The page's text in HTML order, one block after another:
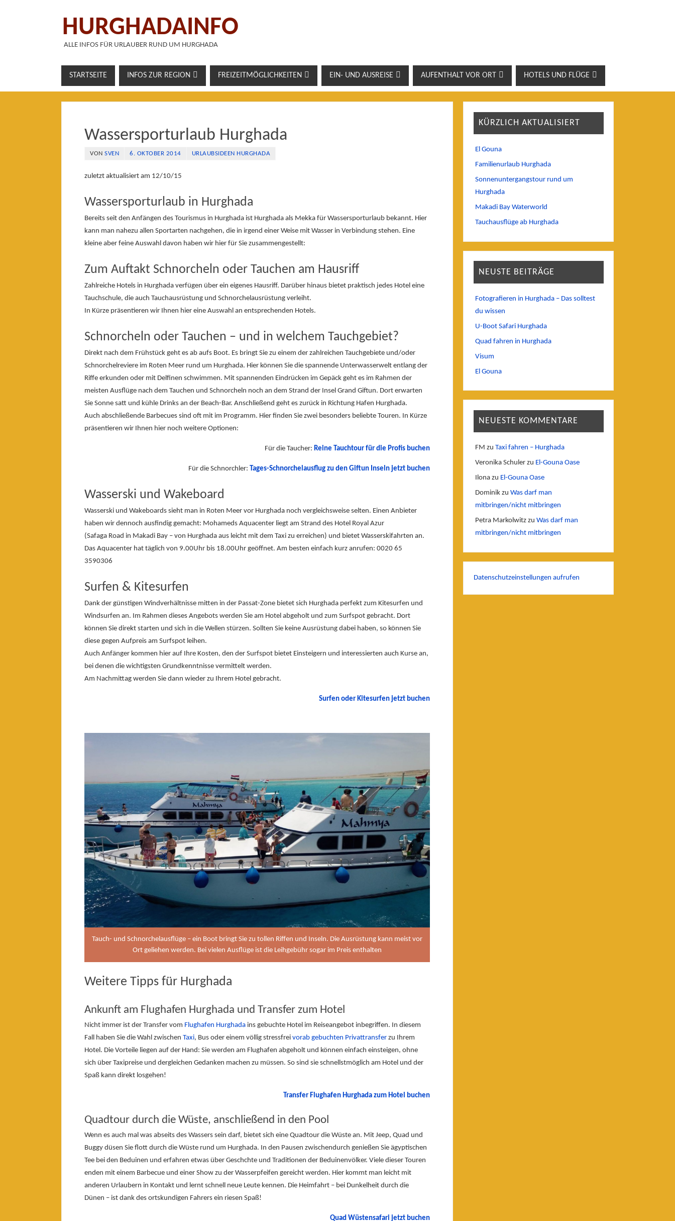
HURGHADAINFO
ALLE INFOS FÜR URLAUBER RUND UM HURGHADA
STARTSEITE INFOS ZUR REGION FREIZEITMÖGLICHKEITEN EIN- UND AUSREISE AUFENTHALT VOR ORT HOTELS UND FLÜGE
Wassersporturlaub Hurghada
VON SVEN 6. OKTOBER 2014 URLAUBSIDEEN HURGHADA
zuletzt aktualisiert am 12/10/15
Wassersporturlaub in Hurghada
Bereits seit den Anfängen des Tourismus in Hurghada ist Hurghada als Mekka für Wassersporturlaub bekannt. Hier
kann man nahezu allen Sportarten nachgehen, die in irgend einer Weise mit Wasser in Verbindung stehen. Eine
kleine aber feine Auswahl davon haben wir hier für Sie zusammengestellt:
Zum Auftakt Schnorcheln oder Tauchen am Hausriff
Zahlreiche Hotels in Hurghada verfügen über ein eigenes Hausriff. Darüber hinaus bietet praktisch jedes Hotel eine
Tauchschule, die auch Tauchausrüstung und Schnorchelausrüstung verleiht.
In Kürze präsentieren wir Ihnen hier eine Auswahl an entsprechenden Hotels.
Schnorcheln oder Tauchen – und in welchem Tauchgebiet?
Direkt nach dem Frühstück geht es ab aufs Boot. Es bringt Sie zu einem der zahlreichen Tauchgebiete und/oder
Schnorchelreviere im Roten Meer rund um Hurghada. Hier können Sie die spannende Unterwasserwelt entlang der
Riffe erkunden oder mit Delfinen schwimmen. Mit spannenden Eindrücken im Gepäck geht es im Rahmen der
meisten Ausflüge nach dem Tauchen und Schnorcheln noch an dem Strand der Insel Grand Giftun. Dort erwarten
Sie Sonne satt und kühle Drinks an der Beach-Bar. Anschließend geht es zurück in Richtung Hafen Hurghada.
Auch abschließende Barbecues sind oft mit im Programm. Hier finden Sie zwei besonders beliebte Touren. In Kürze
präsentieren wir Ihnen hier noch weitere Optionen:
Für die Taucher: Reine Tauchtour für die Profis buchen
Für die Schnorchler: Tages-Schnorchelausflug zu den Giftun Inseln jetzt buchen
Wasserski und Wakeboard
Wasserski und Wakeboards sieht man in Roten Meer vor Hurghada noch vergleichsweise selten. Einen Anbieter
haben wir dennoch ausfindig gemacht: Mohameds Aquacenter liegt am Strand des Hotel Royal Azur
(Safaga Road in Makadi Bay – von Hurghada aus leicht mit dem Taxi zu erreichen) und bietet Wasserskifahrten an.
Das Aquacenter hat täglich von 9.00Uhr bis 18.00Uhr geöffnet. Am besten einfach kurz anrufen: 0020 65
3590306
Surfen & Kitesurfen
Dank der günstigen Windverhältnisse mitten in der Passat-Zone bietet sich Hurghada perfekt zum Kitesurfen und
Windsurfen an. Im Rahmen dieses Angebots werden Sie am Hotel abgeholt und zum Surfspot gebracht. Dort
können Sie direkt starten und sich in die Wellen stürzen. Sollten Sie keine Ausrüstung dabei haben, so können Sie
diese gegen Aufpreis am Surfspot leihen.
Auch Anfänger kommen hier auf Ihre Kosten, den der Surfspot bietet Einsteigern und interessierten auch Kurse an,
bei denen die wichtigsten Grundkenntnisse vermittelt werden.
Am Nachmittag werden Sie dann wieder zu Ihrem Hotel gebracht.
Surfen oder Kitesurfen jetzt buchen
Tauch- und Schnorchelausflüge – ein Boot bringt Sie zu tollen Riffen und Inseln. Die Ausrüstung kann meist vor
Ort geliehen werden. Bei vielen Ausflüge ist die Leihgebühr sogar im Preis enthalten
Weitere Tipps für Hurghada
Ankunft am Flughafen Hurghada und Transfer zum Hotel
Nicht immer ist der Transfer vom Flughafen Hurghada ins gebuchte Hotel im Reiseangebot inbegriffen. In diesem
Fall haben Sie die Wahl zwischen Taxi, Bus oder einem völlig stressfrei vorab gebuchten Privattransfer zu Ihrem
Hotel. Die Vorteile liegen auf der Hand: Sie werden am Flughafen abgeholt und können einfach einsteigen, ohne
sich über Taxipreise und dergleichen Gedanken machen zu müssen. So sind sie schnellstmöglich am Hotel und der
Spaß kann direkt losgehen!
Transfer Flughafen Hurghada zum Hotel buchen
Quadtour durch die Wüste, anschließend in den Pool
Wenn es auch mal was abseits des Wassers sein darf, bietet sich eine Quadtour die Wüste an. Mit Jeep, Quad und
Buggy düsen Sie flott durch die Wüste rund um Hurghada. In den Pausen zwischendurch genießen Sie ägyptischen
Tee bei den Beduinen und erfahren etwas über Geschchte und Traditionen der Beduinenvölker. Viele dieser Touren
enden mit einem Barbecue und einer Show zu der Wasserpfeifen gereicht werden. Hier kommt man leicht mit
anderen Urlaubern in Kontakt und lernt schnell neue Leute kennen. Die Heimfahrt – bei Dunkelheit durch die
Dünen – ist dank des ortskundigen Fahrers ein riesen Spaß!
Quad Wüstensafari jetzt buchen
KÜRZLICH AKTUALISIERT
El Gouna
Familienurlaub Hurghada
Sonnenuntergangstour rund um
Hurghada
Makadi Bay Waterworld
Tauchausflüge ab Hurghada
NEUSTE BEITRÄGE
Fotografieren in Hurghada – Das solltest
du wissen
U-Boot Safari Hurghada
Quad fahren in Hurghada
Visum
El Gouna
NEUESTE KOMMENTARE
FM zu Taxi fahren – Hurghada
Veronika Schulerzu El-Gouna Oase
Ilonazu El-Gouna Oase
Dominikzu Was darf man
mitbringen/nicht mitbringen
Petra Markolwitzzu Was darf man
mitbringen/nicht mitbringen
Datenschutzeinstellungen aufrufen